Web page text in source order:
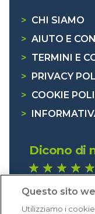
> CHI SIAMO
> AIUTO E
> TERMINI E
> PRIVACY
> COOKIE
>
Dicono di
Eccellente (4,8)
Questo sito
Utilizziamo i